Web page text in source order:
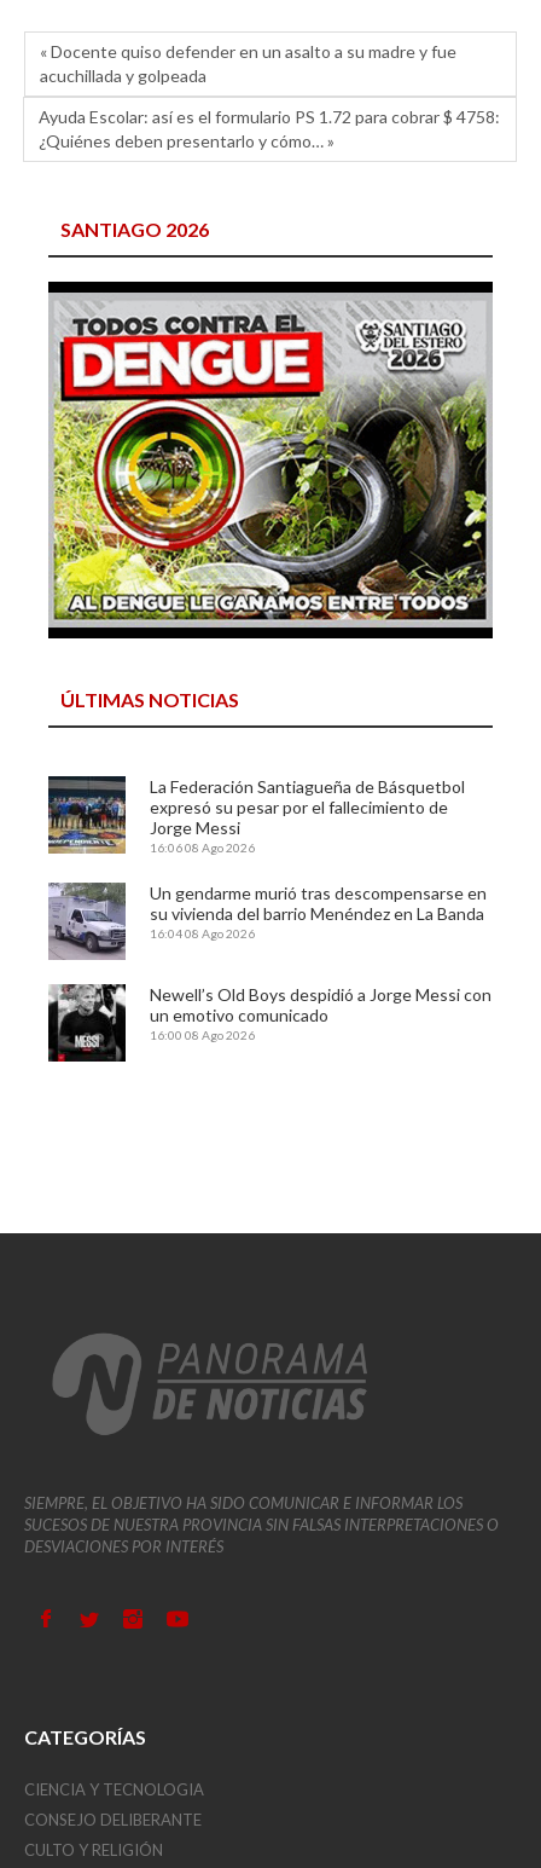
« Docente quiso defender en un asalto a su madre y fue
acuchillada y golpeada
Ayuda Escolar: así es el formulario PS 1.72 para cobrar $ 4758:
¿Quiénes deben presentarlo y cómo… »
SANTIAGO 2026
ÚLTIMAS NOTICIAS
La Federación Santiagueña de Básquetbol
expresó su pesar por el fallecimiento de
Jorge Messi
16:0608 Ago 2026
Un gendarme murió tras descompensarse en
su vivienda del barrio Menéndez en La Banda
16:0408 Ago 2026
Newell’s Old Boys despidió a Jorge Messi con
un emotivo comunicado
16:00 08 Ago 2026
SIEMPRE, EL OBJETIVO HA SIDO COMUNICAR E INFORMAR LOS
SUCESOS DE NUESTRA PROVINCIA SIN FALSAS INTERPRETACIONES O
DESVIACIONES POR INTERÉS
CATEGORÍAS
CIENCIA Y TECNOLOGIA
CONSEJO DELIBERANTE
CULTO Y RELIGIÓN